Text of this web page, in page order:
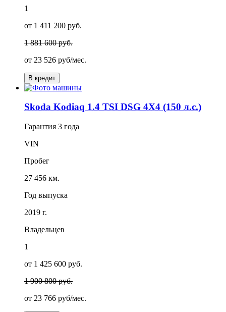
1
от 1 411 200 руб.
1 881 600 руб.
от 23 526 руб/мес.
В кредит
Skoda Kodiaq 1.4 TSI DSG 4X4 (150 л.с.)
Гарантия 3 года
VIN
Пробег
27 456 км.
Год выпуска
2019 г.
Владельцев
1
от 1 425 600 руб.
1 900 800 руб.
от 23 766 руб/мес.